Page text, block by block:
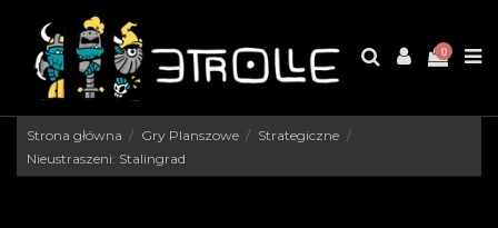
0
Strona główna Gry Planszowe
Strategiczne
Nieustraszeni: Stalingrad